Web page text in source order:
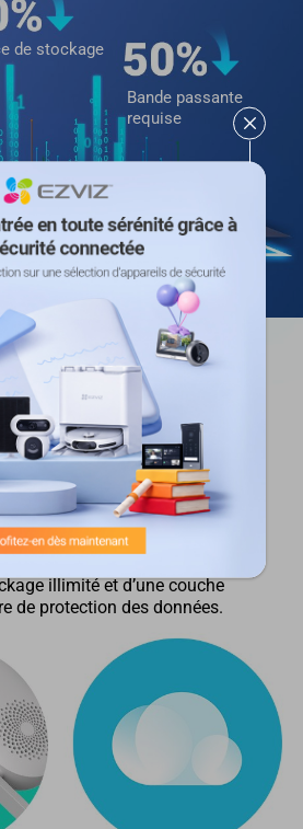
Bande passante
requise
de stockage
stockage sûres et
flexibles
une carte microSD dans le
pour sauvegarder vos
localement, sans vous soucier
perte de données, même si la
ou perdue. Vous
vous abonner au
illimité et d’une couche
de protection des données.